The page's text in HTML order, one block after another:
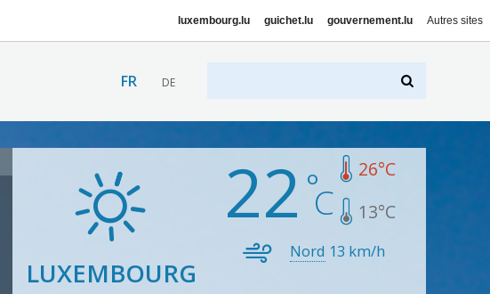
luxembourg.lu guichet.lu gouvernement.lu Autres sites
FR DE
LUXEMBOURG
22 26°C
13°C
Nord 13 km/h